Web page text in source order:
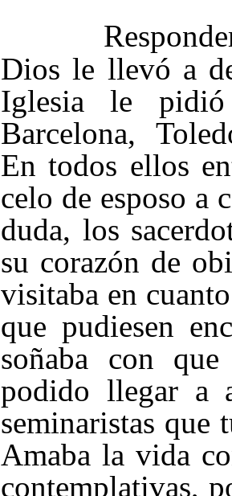
Dios le llevó a
Iglesia le pidió
Barcelona,
En todos ellos
celo de esposo a
duda, los
su corazón de
visitaba en
que pudiesen
soñaba con
podido llegar a
seminaristas que
Amaba la vida
contemplativas,